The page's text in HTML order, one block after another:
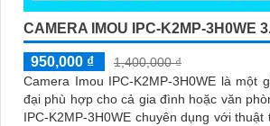
CAMERA IMOU IPC-K2MP-3H0WE
950,000 ₫
1,400,000 ₫
Camera Imou IPC-K2MP-3H0WE là một
đại phù hợp cho cả gia đình hoặc văn
IPC-K2MP-3H0WE chuyên dụng với